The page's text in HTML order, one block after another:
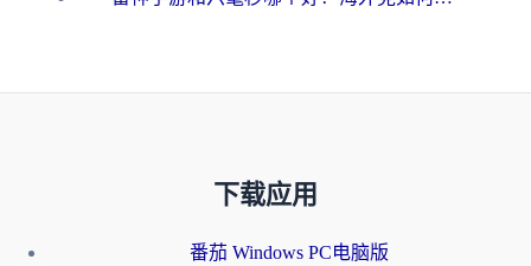
下载应用
番茄 Windows PC电脑版